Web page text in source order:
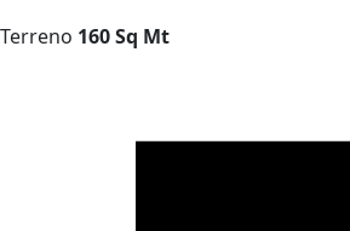
Terreno 160 Sq Mt